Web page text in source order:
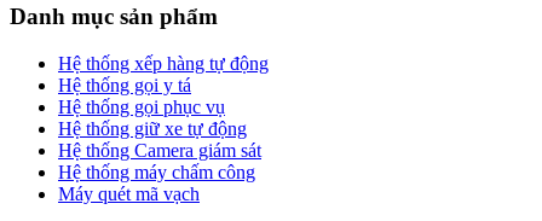
Danh mục sản phẩm
Hệ thống xếp hàng tự động
Hệ thống gọi y tá
Hệ thống gọi phục vụ
Hệ thống giữ xe tự động
Hệ thống Camera giám sát
Hệ thống máy chấm công
Máy quét mã vạch